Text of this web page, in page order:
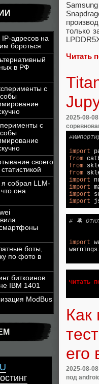
адресов на
бороться
в РФ
с
с
своего
я собрал LLM-
она
боты,
по фото в
биткоинов
IBM 1401
ModBus
только
Читать
2025-08-08
import
from
from
from
import
import
import
import
# 🔕
import
Читать
Как
его
2025-08-08
под